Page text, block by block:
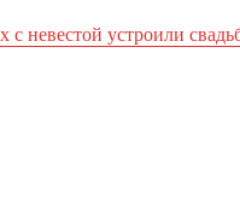
с невестой устроили